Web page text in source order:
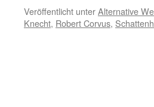
Veröffentlicht unterAlternative
Knecht, Robert Corvus,